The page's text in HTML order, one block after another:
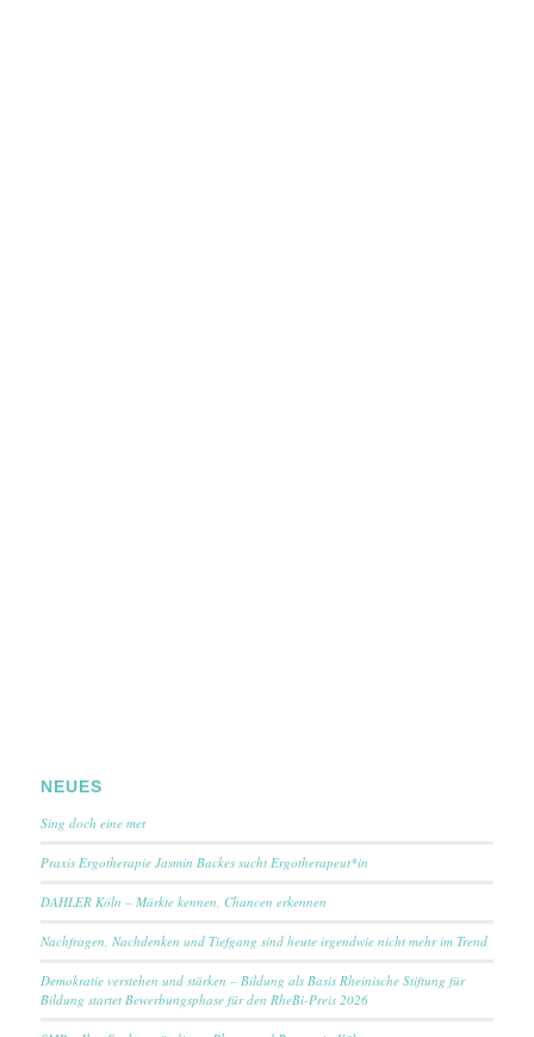
NEUES
Sing doch eine met
Praxis Ergotherapie Jasmin Backes sucht Ergotherapeut*in
DAHLER Köln – Märkte kennen, Chancen erkennen
Nachfragen, Nachdenken und Tiefgang sind heute irgendwie nicht mehr im Trend
Demokratie verstehen und stärken – Bildung als Basis Rheinische Stiftung für
Bildung startet Bewerbungsphase für den RheBi-Preis 2026